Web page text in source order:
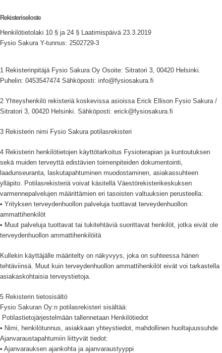
Rekisteriseloste
Henkilötietolaki 10 § ja 24 § Laatimispäivä 23.3.2019
Fysio Sakura Y-tunnus: 2502729-3
1 Rekisterinpitäjä Fysio Sakura Oy Osoite: Sitratori 3, 00420 Helsinki.
Puhelin: 0453547474 Sähköposti: info@fysiosakura.fi
2 Yhteyshenkilö rekisteriä koskevissa asioissa Erick Ellison Fysio Sakura /
Sitratori 3, 00420 Helsinki. Sähköposti: erick@fysiosakura.fi
3 Rekisterin nimi Fysio Sakura potilasrekisteri
4 Rekisterin henkilötietojen käyttötarkoitus Fysioterapian ja kuntoutuksen
sekä muiden terveyttä edistävien toimenpiteiden dokumentointi,
laadunseuranta, laskutapahtuminen muodostaminen, asiakassuhteen
ylläpito. Potilasrekisteriä voivat käsitellä Väestörekisterikeskuksen
varmennepalvelujen määrittämien eri tasoisten valtuuksien perusteella:
• Yrityksen terveydenhuollon palveluja tuottavat terveydenhuollon
ammattihenkilöt
• Muut palveluja tuottavat tai tukitehtäviä suorittavat henkilöt, jotka eivät ole
terveydenhuollon ammattihenkilöitä
Kullekin käyttäjälle määritelty on näkyvyys, joka on suhteessa hänen
tehtäviinsä. Muut kuin terveydenhuollon ammattihenkilöt eivät voi tarkastella
asiakaskohtaisia terveystietoja.
5 Rekisterin tietosisältö
Fysio Sakuran Oy:n potilasrekisteri sisältää:
Potilastietojärjestelmään tallennetaan Henkilötiedot
• Nimi, henkilötunnus, asiakkaan yhteystiedot, mahdollinen huoltajuussuhde
Ajanvaraustapahtumiin liittyvät tiedot:
• Ajanvarauksen ajankohta ja ajanvaraustyyppi